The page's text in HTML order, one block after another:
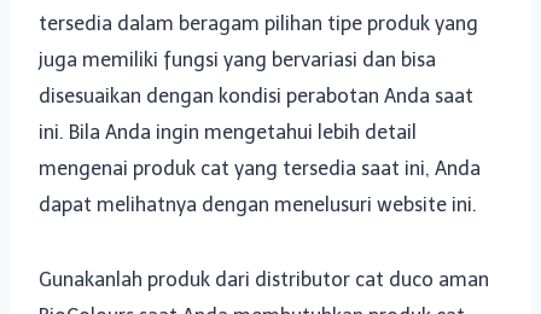
tersedia dalam beragam pilihan tipe produk yang
juga memiliki fungsi yang bervariasi dan bisa
disesuaikan dengan kondisi perabotan Anda saat
ini. Bila Anda ingin mengetahui lebih detail
mengenai produk cat yang tersedia saat ini, Anda
dapat melihatnya dengan menelusuri website ini.
Gunakanlah produk dari distributor cat duco aman